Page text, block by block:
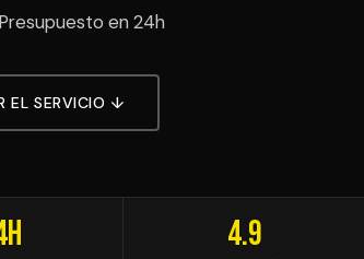
en 24h
EL SERVICIO ↓
4.9